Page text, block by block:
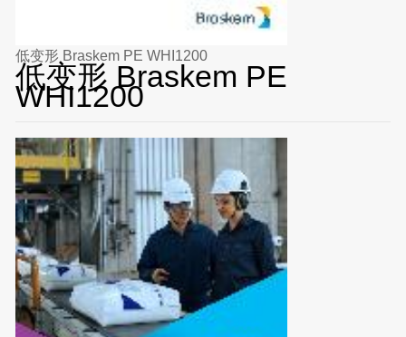
低变形 Braskem PE WHI1200
低变形 Braskem PE
WHI1200